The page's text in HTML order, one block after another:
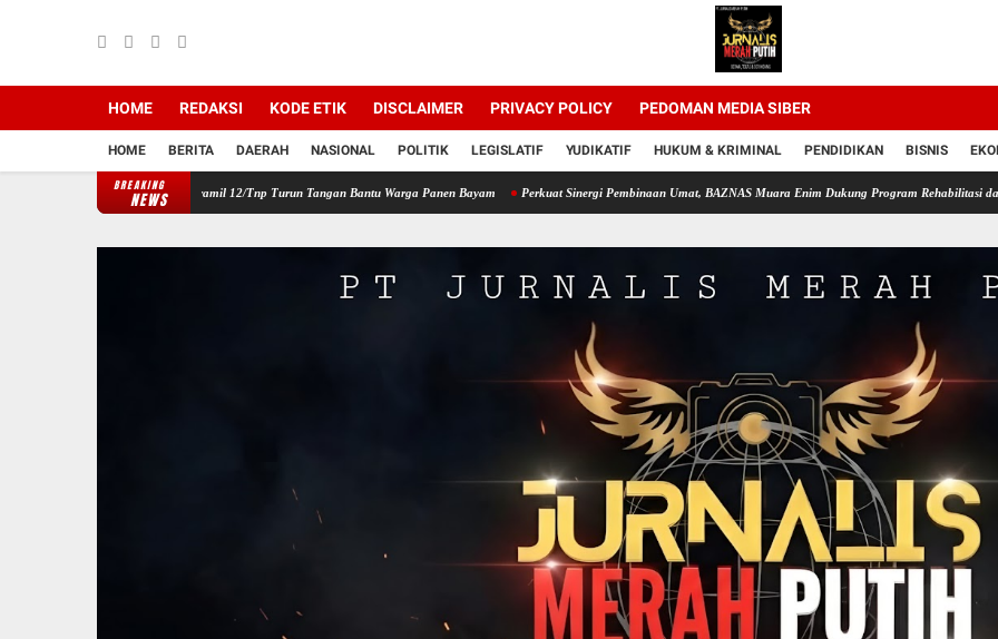
HOME REDAKSI KODE ETIK DISCLAIMER PRIVACY POLICY PEDOMAN MEDIA SIBER
HOME BERITA DAERAH NASIONAL POLITIK LEGISLATIF YUDIKATIF HUKUM & KRIMINAL PENDIDIKAN BISNIS
BREAKING
NEWS
Pangan Wilayah, Babinsa Koramil 12/Tnp Turun Tangan Bantu Warga Panen Bayam Perkuat Sinergi Pembinaan Umat, BAZNAS Muara Enim Dukung Program Rehabilitasi dan